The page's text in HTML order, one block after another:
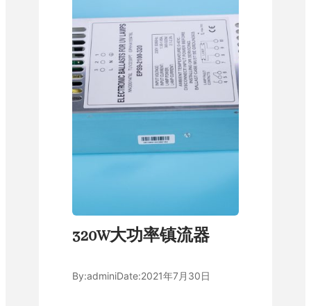
320W大功率镇流器
By:adminiDate:2021年7月30日